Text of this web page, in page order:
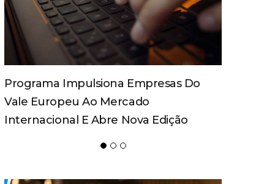
Blumenau Para Celebrar O Ritual Da
Cerveja E Dos Encontros